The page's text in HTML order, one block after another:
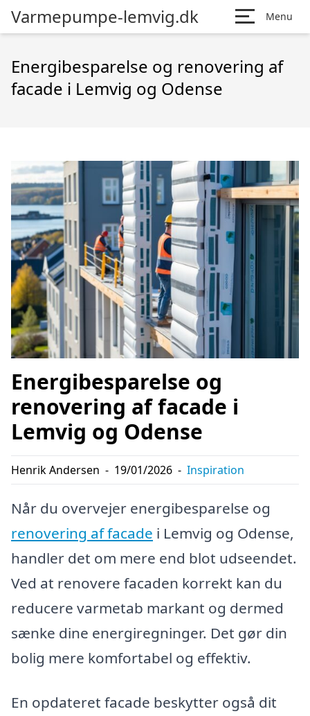
Varmepumpe-lemvig.dk Menu
Energibesparelse og renovering af
facade i Lemvig og Odense
Energibesparelse og
renovering af facade i
Lemvig og Odense
Henrik Andersen - 19/01/2026 - Inspiration
Når du overvejer energibesparelse og
renovering af facade i Lemvig og Odense,
handler det om mere end blot udseendet.
Ved at renovere facaden korrekt kan du
reducere varmetab markant og dermed
sænke dine energiregninger. Det gør din
bolig mere komfortabel og effektiv.
En opdateret facade beskytter også dit